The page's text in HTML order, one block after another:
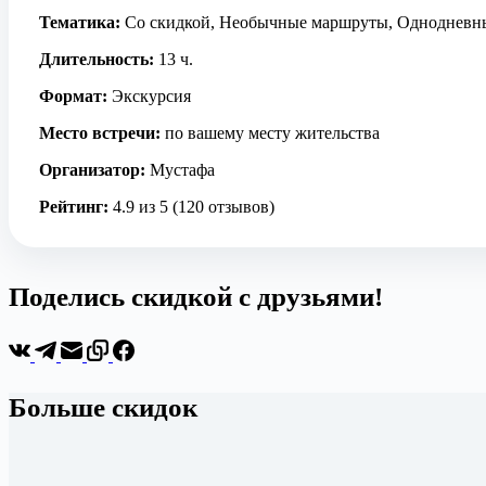
Тематика: Со скидкой, Необычные маршруты,
Длительность: 13 ч.
Формат: Экскурсия
Место встречи: по вашему месту жительства
Организатор: Мустафа
Рейтинг: 4.9 из 5 (120 отзывов)
Поделись скидкой с друзьями!
Больше скидок